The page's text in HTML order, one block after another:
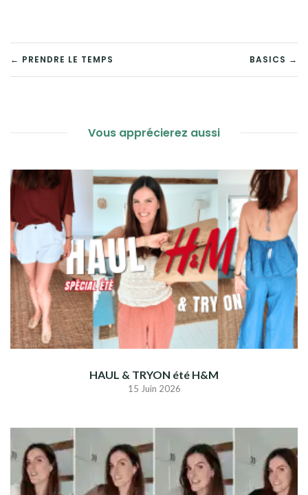
NAVIGATION
← PRENDRE LE TEMPS BASICS →
Vous apprécierez aussi
HAUL & TRYON été H&M
15 Juin 2026